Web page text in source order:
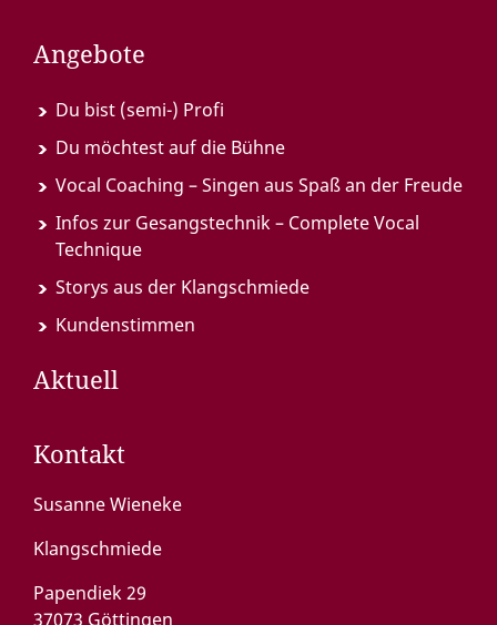
Angebote
Du bist (semi-) Profi
Du möchtest auf die Bühne
Vocal Coaching – Singen aus Spaß an der Freude
Infos zur Gesangstechnik – Complete Vocal
Technique
Storys aus der Klangschmiede
Kundenstimmen
Aktuell
Kontakt
Susanne Wieneke
Klangschmiede
Papendiek 29
37073 Göttingen